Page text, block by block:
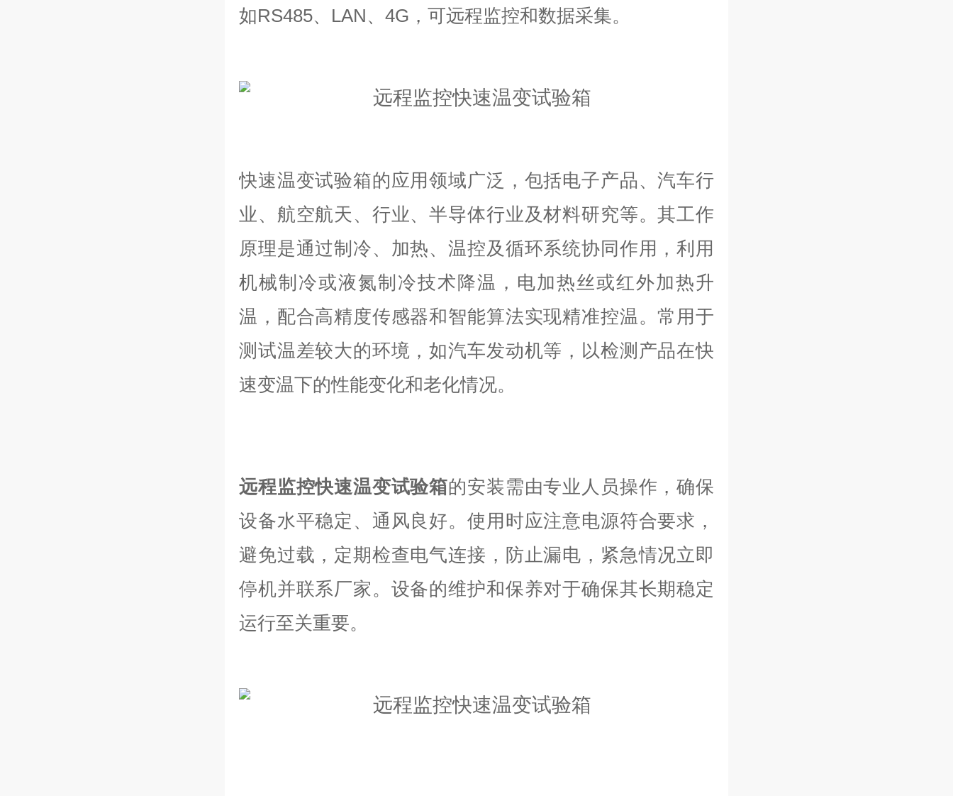
如RS485、LAN、4G，可远程监控和数据采集。
快速温变试验箱的应用领域广泛，包括电子产品、汽车行
业、航空航天、行业、半导体行业及材料研究等。其工作
原理是通过制冷、加热、温控及循环系统协同作用，利用
机械制冷或液氮制冷技术降温，电加热丝或红外加热升
温，配合高精度传感器和智能算法实现精准控温。常用于
测试温差较大的环境，如汽车发动机等，以检测产品在快
速变温下的性能变化和老化情况。
远程监控快速温变试验箱的安装需由专业人员操作，确保
设备水平稳定、通风良好。使用时应注意电源符合要求，
避免过载，定期检查电气连接，防止漏电，紧急情况立即
停机并联系厂家。设备的维护和保养对于确保其长期稳定
运行至关重要。